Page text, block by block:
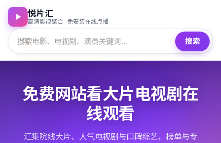
悦片汇
高清影视聚合 · 免安装在线点播
搜索
免费网站看大片电视剧在
线观看
汇集院线大片、人气电视剧与口碑综艺，榜单与专